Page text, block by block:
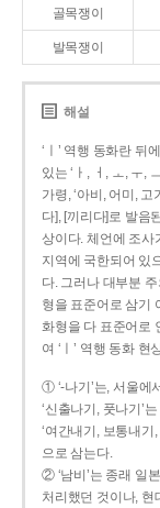
골목쟁이
발목쟁이
해설
‘ㅣ’ 역행 동화란 뒤
있는 ‘ㅏ, ㅓ, ㅗ, ㅜ,
가령, ‘아비, 어미, 고
다], [끼리다]로 발음
상이다. 체언에 조사
지역에 국한되어 있
다. 그러나 대부분
형을 표준어로 삼기
화형을 다 표준어로
여 ‘ㅣ’ 역행 동화
① ‘-나기’는, 서울에
‘신출나기, 풋나기’
‘여간내기, 보통내기
으로 삼는다.
② ‘남비’는 종래 일
처리했던 것이나, 현